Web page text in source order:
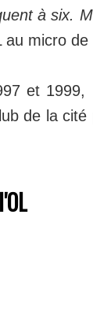
à six.
au micro de
et 1999,
de la cité